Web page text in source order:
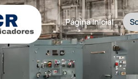
Página Inicial
que Nós?